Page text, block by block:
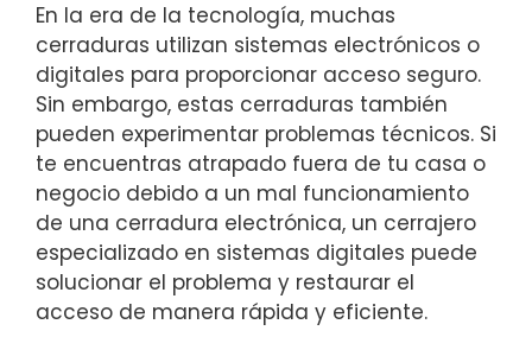
En la era de la tecnología, muchas
cerraduras utilizan sistemas electrónicos o
digitales para proporcionar acceso seguro.
Sin embargo, estas cerraduras también
pueden experimentar problemas técnicos. Si
te encuentras atrapado fuera de tu casa o
negocio debido a un mal funcionamiento
de una cerradura electrónica, un cerrajero
especializado en sistemas digitales puede
solucionar el problema y restaurar el
acceso de manera rápida y eficiente.